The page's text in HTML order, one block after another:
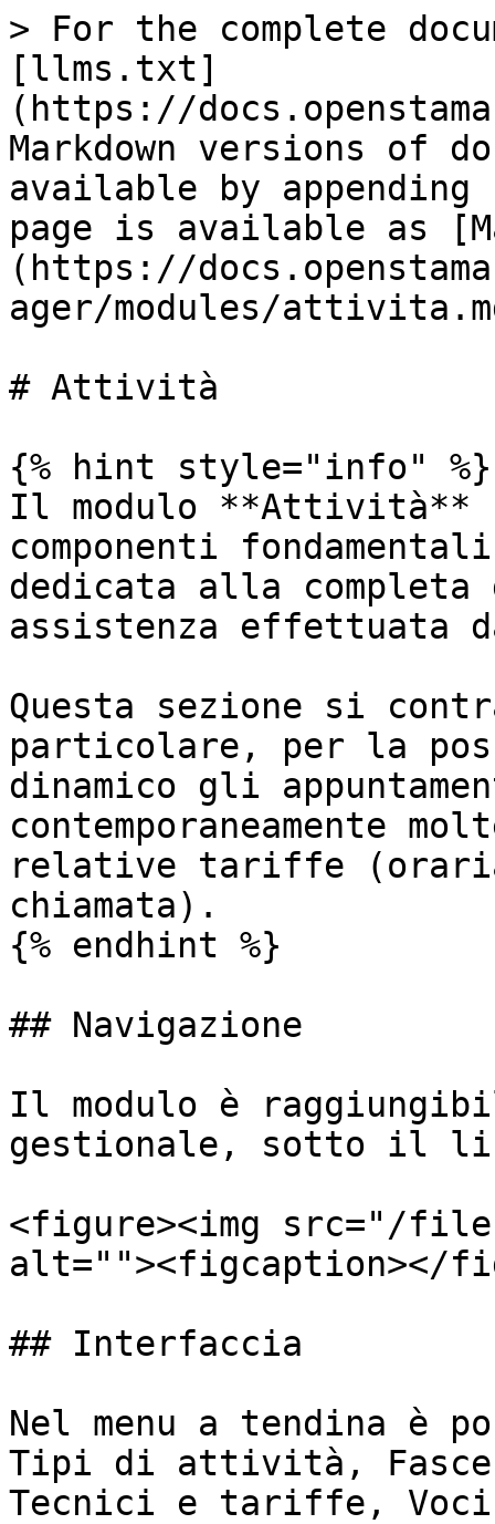
> For the complete
[llms.txt]
(https://
Markdown versions of
available by
page is available as
(https://
ager/modules/
# Attività
{% hint style="info" %}
Il modulo **Attività**
componenti fondamentali
dedicata alla
assistenza effettuata
Questa sezione si
particolare, per la
dinamico gli
contemporaneamente
relative tariffe
chiamata).
{% endhint %}
## Navigazione
Il modulo è
gestionale, sotto il
<figure><img src="/files/
alt=""><figcaption></
## Interfaccia
Nel menu a tendina è
Tipi di attività,
Tecnici e tariffe,